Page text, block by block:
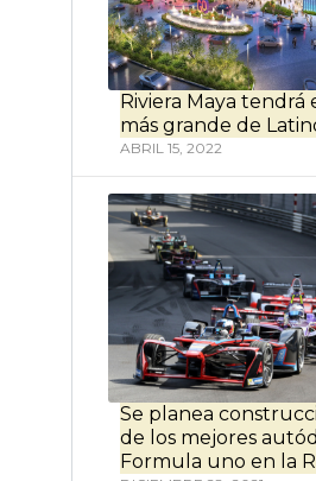
Riviera Maya
más grande de
ABRIL 15, 2022
Se planea
de los mejores
Formula uno en la